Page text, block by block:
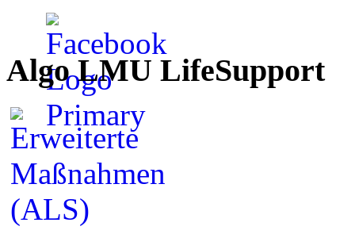
Algo LMU LifeSupport